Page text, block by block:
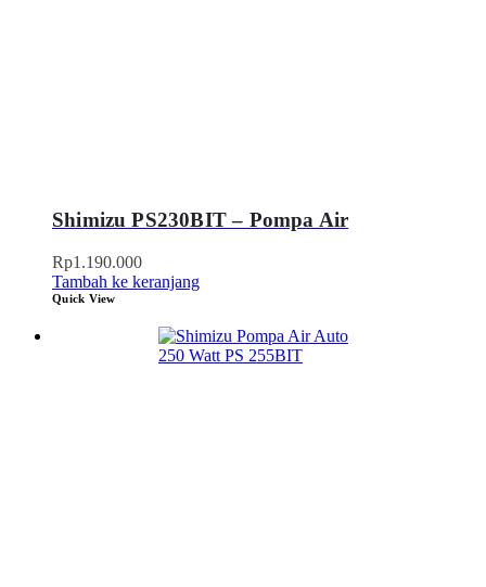
Shimizu PS230BIT – Pompa Air
Rp1.190.000
Tambah ke keranjang
Quick View